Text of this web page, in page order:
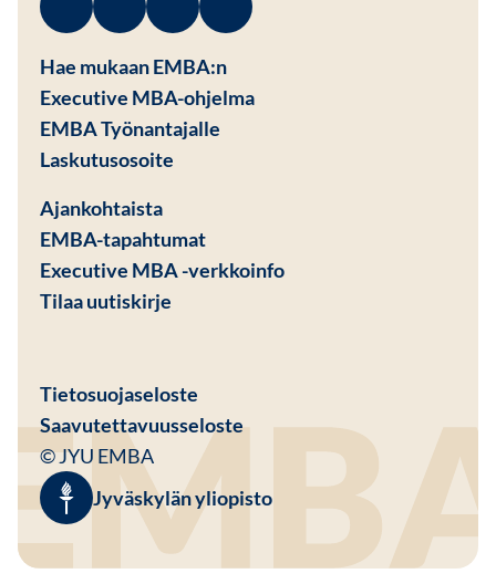
Facebook
Avautuu uuteen ikkunaan
Linkedin
Avautuu uuteen ikkunaan
Instagram
Avautuu uuteen ikkunaan
Youtube
Avautuu uuteen ikkunaan
Hae mukaan EMBA:n
Executive MBA-ohjelma
EMBA Työnantajalle
Laskutusosoite
Ajankohtaista
EMBA-tapahtumat
Executive MBA -verkkoinfo
Tilaa uutiskirje
© JYU EMBA
Tietosuojaseloste
Saavutettavuusseloste
Jyväskylän yliopisto
Avautuu uuteen ikkunaan